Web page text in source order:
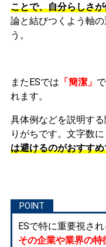
ことで、自分らしさ
論と結びつくよう軸
う。
またESでは 「簡潔」 で
れます。
具体例などを説明す
りがちです。文字数に
は避けるのがおすす
ESで特に重要視され
その企業や業界の